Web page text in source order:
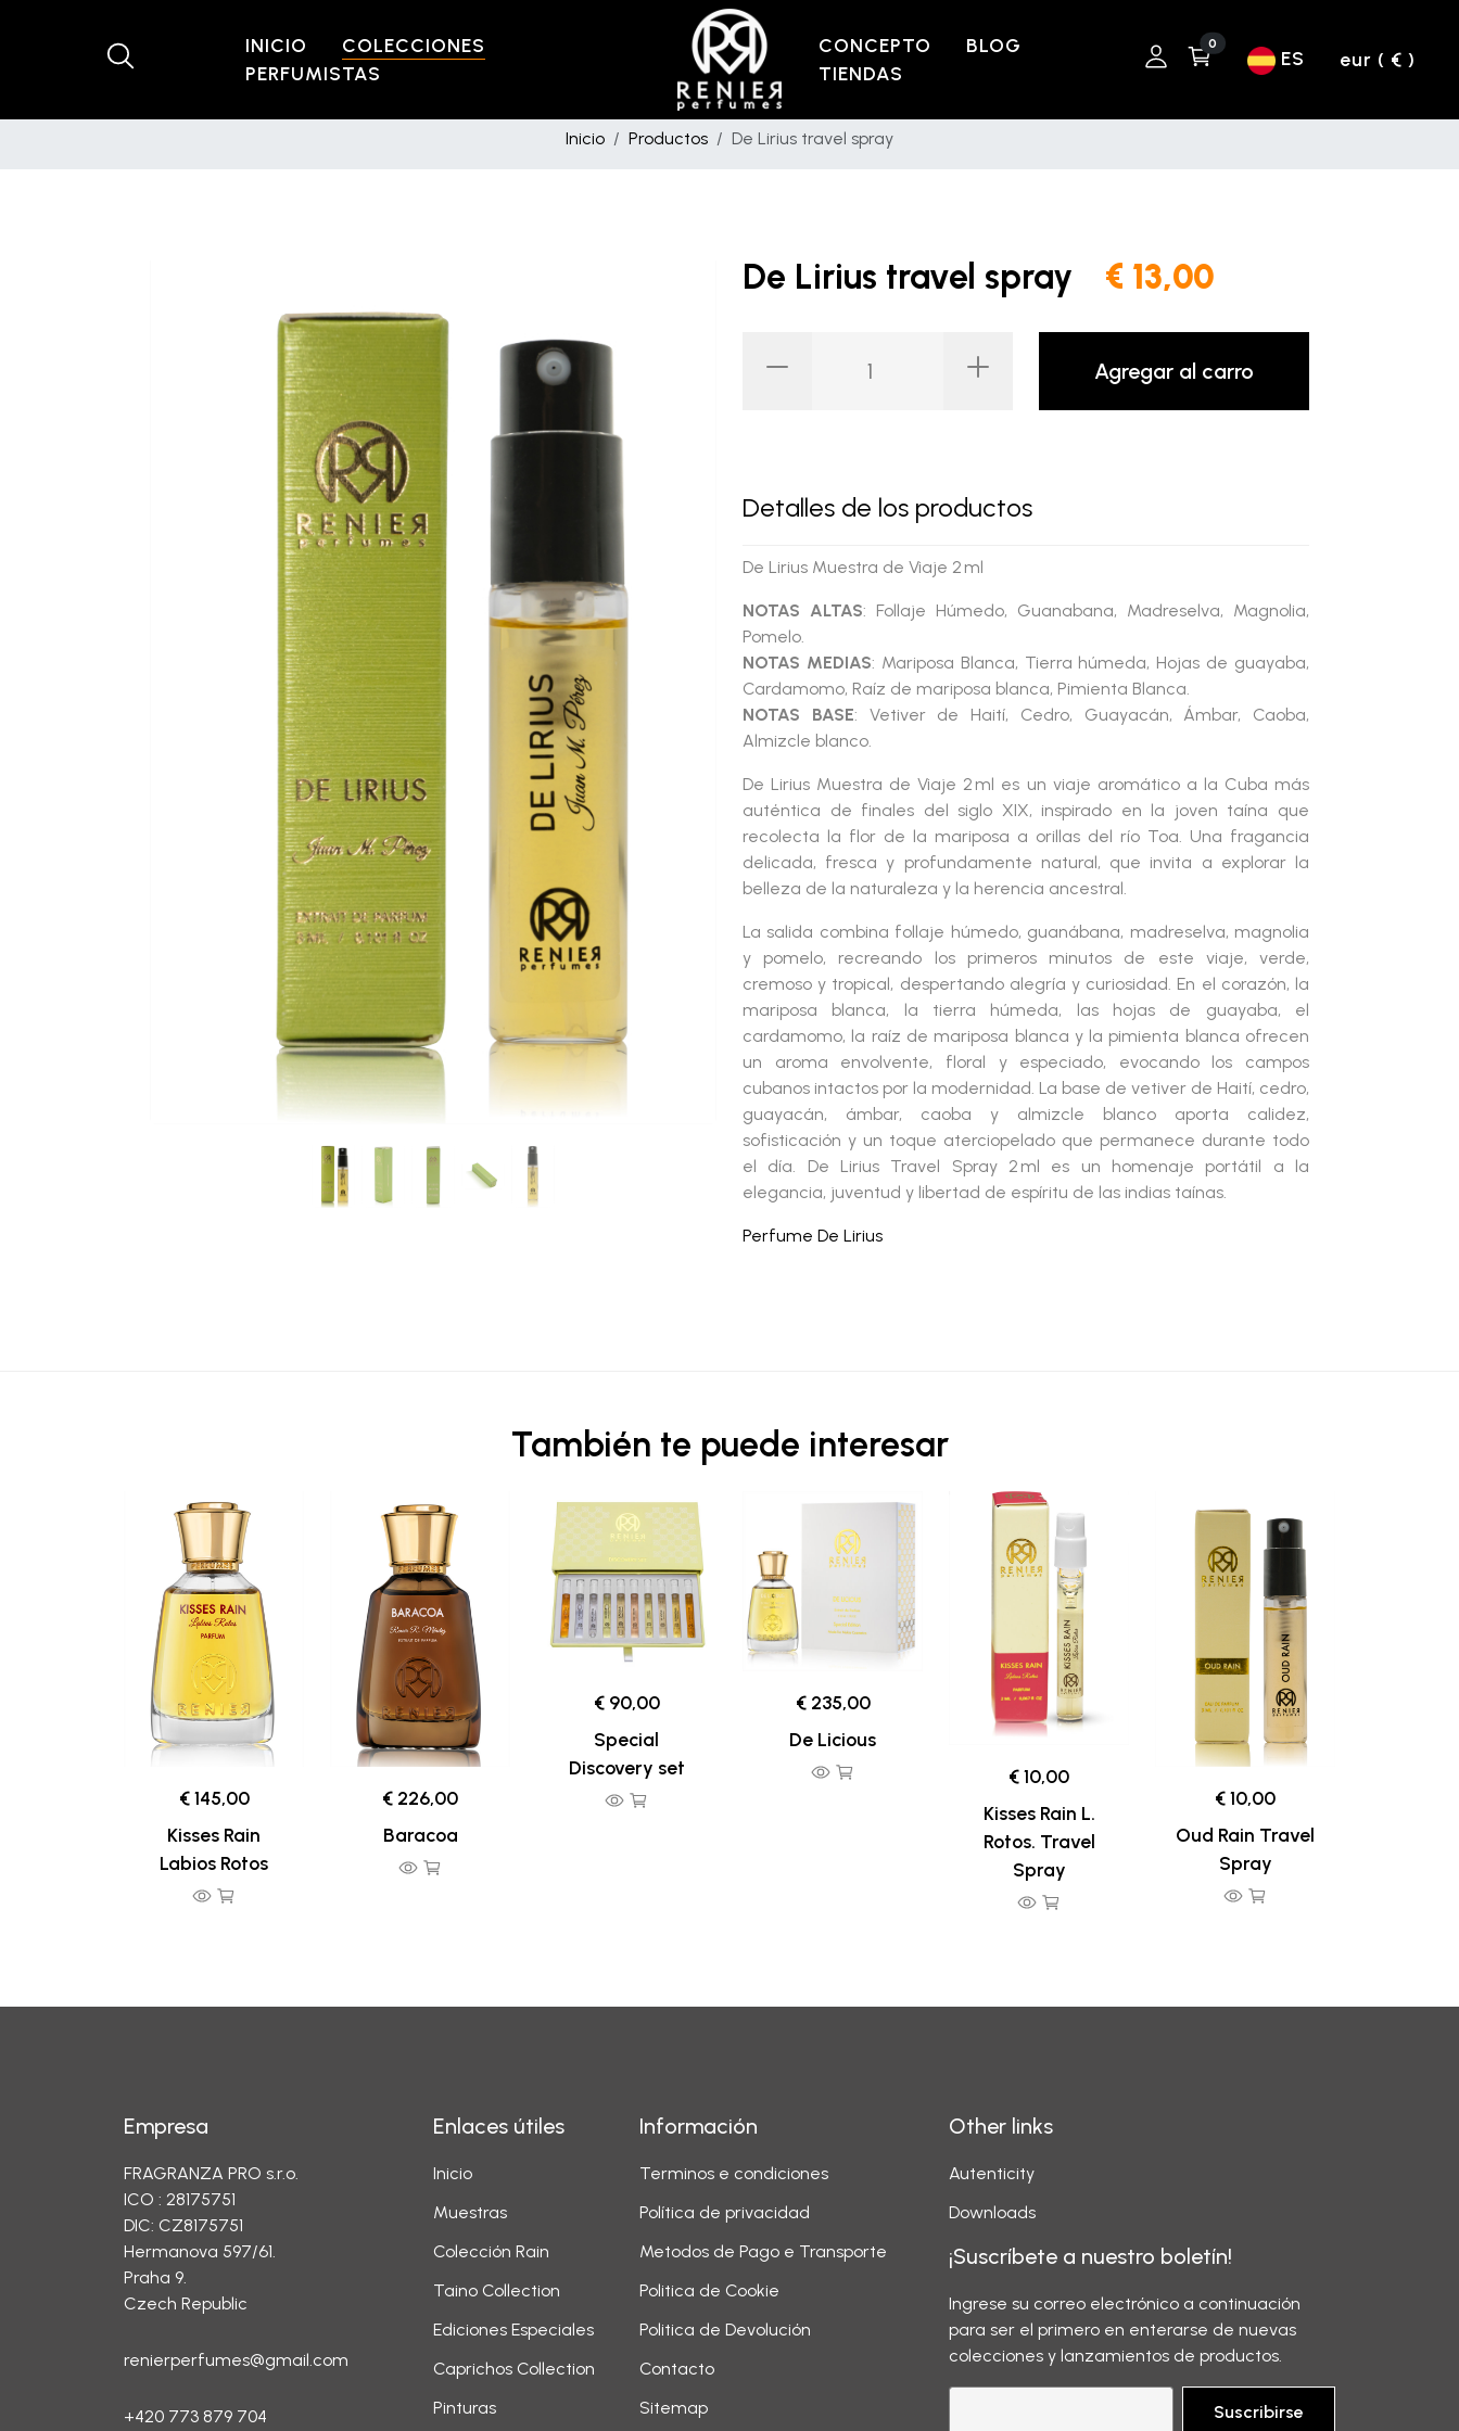
INICIO
COLECCIONES
PERFUMISTAS
CONCEPTO
BLOG
TIENDAS
0
ES eur ( € )
Inicio Productos De Lirius travel spray
De Lirius travel spray € 13,00
Agregar al carro
Detalles de los productos
De Lirius Muestra de Viaje 2 ml
NOTAS ALTAS: Follaje Húmedo, Guanabana, Madreselva, Magnolia,
Pomelo.
NOTAS MEDIAS: Mariposa Blanca, Tierra húmeda, Hojas de guayaba,
Cardamomo, Raíz de mariposa blanca, Pimienta Blanca.
NOTAS BASE: Vetiver de Haití, Cedro, Guayacán, Ámbar, Caoba,
Almizcle blanco.
De Lirius Muestra de Viaje 2 ml es un viaje aromático a la Cuba más
auténtica de finales del siglo XIX, inspirado en la joven taína que
recolecta la flor de la mariposa a orillas del río Toa. Una fragancia
delicada, fresca y profundamente natural, que invita a explorar la
belleza de la naturaleza y la herencia ancestral.
La salida combina follaje húmedo, guanábana, madreselva, magnolia
y pomelo, recreando los primeros minutos de este viaje, verde,
cremoso y tropical, despertando alegría y curiosidad. En el corazón, la
mariposa blanca, la tierra húmeda, las hojas de guayaba, el
cardamomo, la raíz de mariposa blanca y la pimienta blanca ofrecen
un aroma envolvente, floral y especiado, evocando los campos
cubanos intactos por la modernidad. La base de vetiver de Haití, cedro,
guayacán, ámbar, caoba y almizcle blanco aporta calidez,
sofisticación y un toque aterciopelado que permanece durante todo
el día. De Lirius Travel Spray 2 ml es un homenaje portátil a la
elegancia, juventud y libertad de espíritu de las indias taínas.
Perfume De Lirius
También te puede interesar
€ 145,00
Kisses Rain
Labios Rotos
€ 226,00
Baracoa
€ 90,00
Special
Discovery set
€ 235,00
De Licious
€ 10,00
Kisses Rain L.
Rotos. Travel
Spray
€ 10,00
Oud Rain Travel
Spray
Empresa
FRAGRANZA PRO s.r.o.
ICO : 28175751
DIC: CZ8175751
Hermanova 597/61.
Praha 9.
Czech Republic
renierperfumes@gmail.com
+420 773 879 704
Enlaces útiles
Inicio
Muestras
Colección Rain
Taino Collection
Ediciones Especiales
Caprichos Collection
Pinturas
Información
Terminos e condiciones
Política de privacidad
Metodos de Pago e Transporte
Politica de Cookie
Politica de Devolución
Contacto
Sitemap
Other links
Autenticity
Downloads
¡Suscríbete a nuestro boletín!
Ingrese su correo electrónico a continuación
para ser el primero en enterarse de nuevas
colecciones y lanzamientos de productos.
Suscribirse